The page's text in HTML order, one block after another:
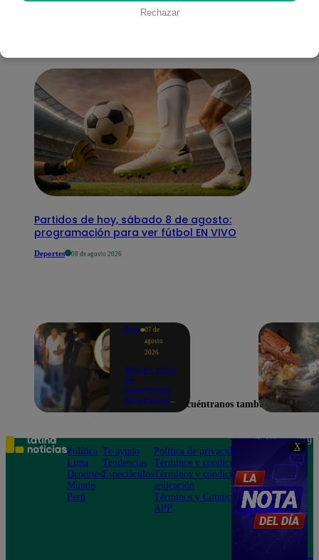
X
interesar
Partidos de hoy, sábado 8 de agosto:
programación para ver fútbol EN VIVO
Deportes 08 de agosto 2026
Perú 07 de
agosto
2026
Giro en caso
de
empresario
secuestrado
cuentas
Rechazar
Encuéntranos también en
Política
Lima
Deportes
Mundo
Perú
Te ayudo
Tendencias
Espectáculos
Política de privacidad
Términos y condiciones
Términos y condiciones
aplicación
Términos y Condiciones
APP
Teléfono: 219
Av. San
Felipe 968
Jesús María